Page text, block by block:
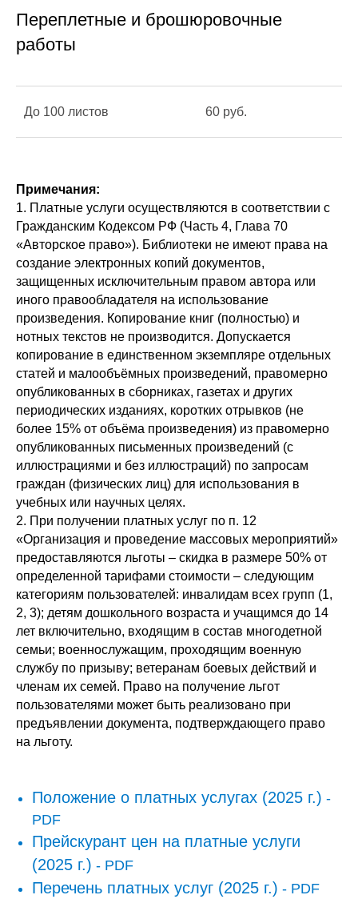
Переплетные и брошюровочные
работы
До 100 листов 60 руб.
Примечания:
1. Платные услуги осуществляются в соответствии с
Гражданским Кодексом РФ (Часть 4, Глава 70
«Авторское право»). Библиотеки не имеют права на
создание электронных копий документов,
защищенных исключительным правом автора или
иного правообладателя на использование
произведения. Копирование книг (полностью) и
нотных текстов не производится. Допускается
копирование в единственном экземпляре отдельных
статей и малообъёмных произведений, правомерно
опубликованных в сборниках, газетах и других
периодических изданиях, коротких отрывков (не
более 15% от объёма произведения) из правомерно
опубликованных письменных произведений (с
иллюстрациями и без иллюстраций) по запросам
граждан (физических лиц) для использования в
учебных или научных целях.
2. При получении платных услуг по п. 12
«Организация и проведение массовых мероприятий»
предоставляются льготы – скидка в размере 50% от
определенной тарифами стоимости – следующим
категориям пользователей: инвалидам всех групп (1,
2, 3); детям дошкольного возраста и учащимся до 14
лет включительно, входящим в состав многодетной
семьи; военнослужащим, проходящим военную
службу по призыву; ветеранам боевых действий и
членам их семей. Право на получение льгот
пользователями может быть реализовано при
предъявлении документа, подтверждающего право
на льготу.
Положение о платных услугах (2025 г.) -
PDF
Прейскурант цен на платные услуги
(2025 г.) - PDF
Перечень платных услуг (2025 г.) - PDF